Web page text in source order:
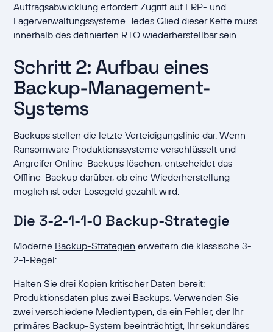
Auftragsabwicklung erfordert Zugriff auf ERP- und
Lagerverwaltungssysteme. Jedes Glied dieser Kette muss
innerhalb des definierten RTO wiederherstellbar sein.
Schritt 2: Aufbau eines
Backup-Management-
Systems
Backups stellen die letzte Verteidigungslinie dar. Wenn
Ransomware Produktionssysteme verschlüsselt und
Angreifer Online-Backups löschen, entscheidet das
Offline-Backup darüber, ob eine Wiederherstellung
möglich ist oder Lösegeld gezahlt wird.
Die 3-2-1-1-0 Backup-Strategie
Moderne Backup-Strategien erweitern die klassische 3-
2-1-Regel:
Halten Sie drei Kopien kritischer Daten bereit:
Produktionsdaten plus zwei Backups. Verwenden Sie
zwei verschiedene Medientypen, da ein Fehler, der Ihr
primäres Backup-System beeinträchtigt, Ihr sekundäres